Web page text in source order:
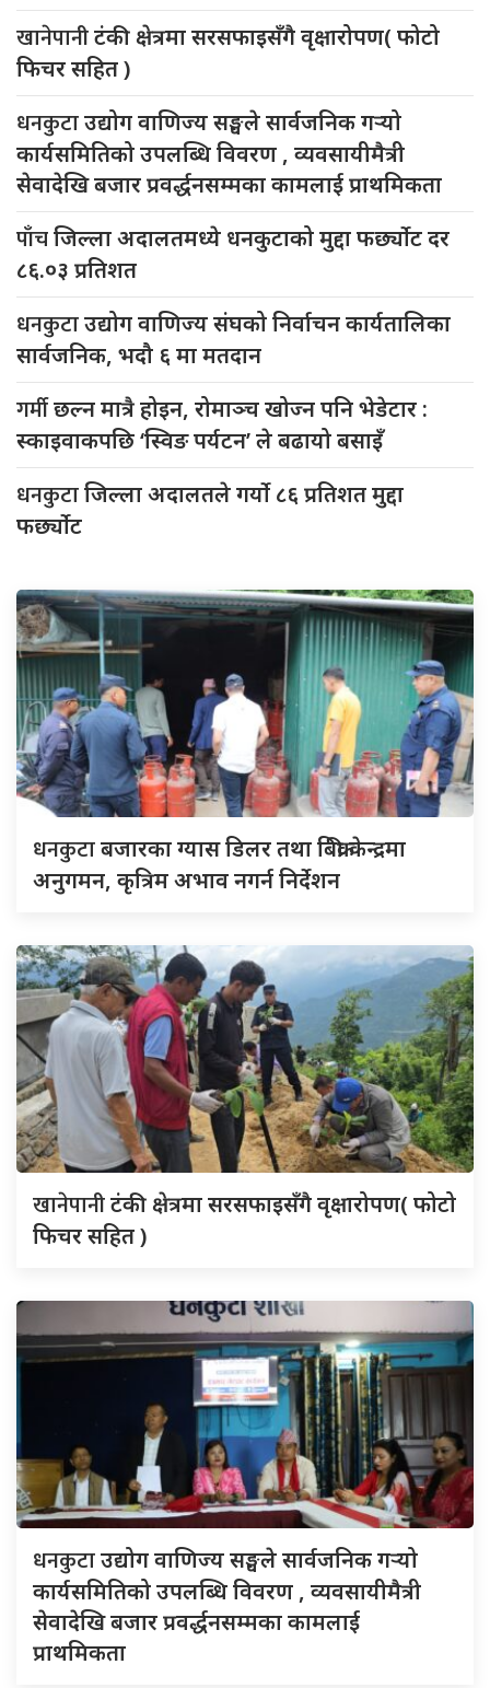
खानेपानीटंकी क्षेत्रमा सरसफाइसँगै वृक्षारोपण( फोटो
फिचर सहित )
धनकुटाउद्योग वाणिज्य सङ्घले सार्वजनिक गर्‍यो
कार्यसमितिको उपलब्धि विवरण , व्यवसायीमैत्री
सेवादेखि बजार प्रवर्द्धनसम्मका कामलाई प्राथमिकता
पाँचजिल्ला अदालतमध्ये धनकुटाको मुद्दा फर्छ्योट दर
८६.०३ प्रतिशत
धनकुटाउद्योग वाणिज्य संघको निर्वाचन कार्यतालिका
सार्वजनिक, भदौ ६ मा मतदान
गर्मीछल्न मात्रै होइन, रोमाञ्च खोज्न पनि भेडेटार :
स्काइवाकपछि ‘स्विङ पर्यटन’ ले बढायो बसाइँ
धनकुटाजिल्ला अदालतले गर्यो ८६ प्रतिशत मुद्दा
फर्छ्योट
धनकुटाबजारका ग्यास डिलर तथा बिक्री केन्द्रमा
अनुगमन, कृत्रिम अभाव नगर्न निर्देशन
खानेपानीटंकी क्षेत्रमा सरसफाइसँगै वृक्षारोपण( फोटो
फिचर सहित )
धनकुटाउद्योग वाणिज्य सङ्घले सार्वजनिक गर्‍यो
कार्यसमितिको उपलब्धि विवरण , व्यवसायीमैत्री
सेवादेखि बजार प्रवर्द्धनसम्मका कामलाई
प्राथमिकता